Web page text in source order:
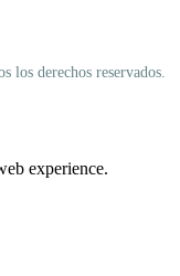
los derechos reservados.
experience.